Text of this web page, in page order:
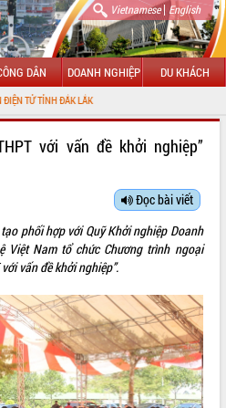
Vietnamese| English
DÂN DOANH NGHIỆP DU KHÁCH
LẮK
với vấn đề khởi nghiệp”
Đọc bài viết
phối hợp với Quỹ Khởi nghiệp Doanh
Việt Nam tổ chức Chương trình ngoại
vấn đề khởi nghiệp”.